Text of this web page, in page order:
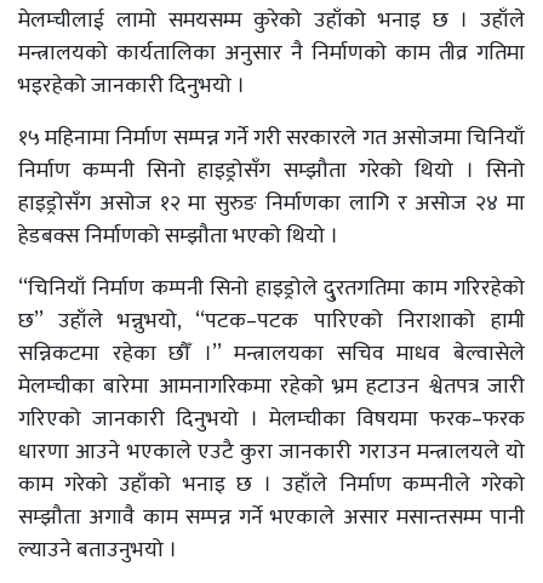
मेलम्चीलाई लामो समयसम्म कुरेको उहाँको भनाइ छ । उहाँले
मन्त्रालयको कार्यतालिका अनुसार नै निर्माणको काम तीव्र गतिमा
भइरहेको जानकारी दिनुभयो ।
१५ महिनामा निर्माण सम्पन्न गर्ने गरी सरकारले गत असोजमा चिनियाँ
निर्माण कम्पनी सिनो हाइड्रोसँग सम्झौता गरेको थियो । सिनो
हाइड्रोसँग असोज १२ मा सुरुङ निर्माणका लागि र असोज २४ मा
हेडबक्स निर्माणको सम्झौता भएको थियो ।
‘‘चिनियाँ निर्माण कम्पनी सिनो हाइड्रोले दु्रतगतिमा काम गरिरहेको
छ’’ उहाँले भन्नुभयो, ‘‘पटक–पटक पारिएको निराशाको हामी
सन्निकटमा रहेका छौँ ।’’ मन्त्रालयका सचिव माधव बेल्वासेले
मेलम्चीका बारेमा आमनागरिकमा रहेको भ्रम हटाउन श्वेतपत्र जारी
गरिएको जानकारी दिनुभयो । मेलम्चीका विषयमा फरक–फरक
धारणा आउने भएकाले एउटै कुरा जानकारी गराउन मन्त्रालयले यो
काम गरेको उहाँको भनाइ छ । उहाँले निर्माण कम्पनीले गरेको
सम्झौता अगावै काम सम्पन्न गर्ने भएकाले असार मसान्तसम्म पानी
ल्याउने बताउनुभयो ।